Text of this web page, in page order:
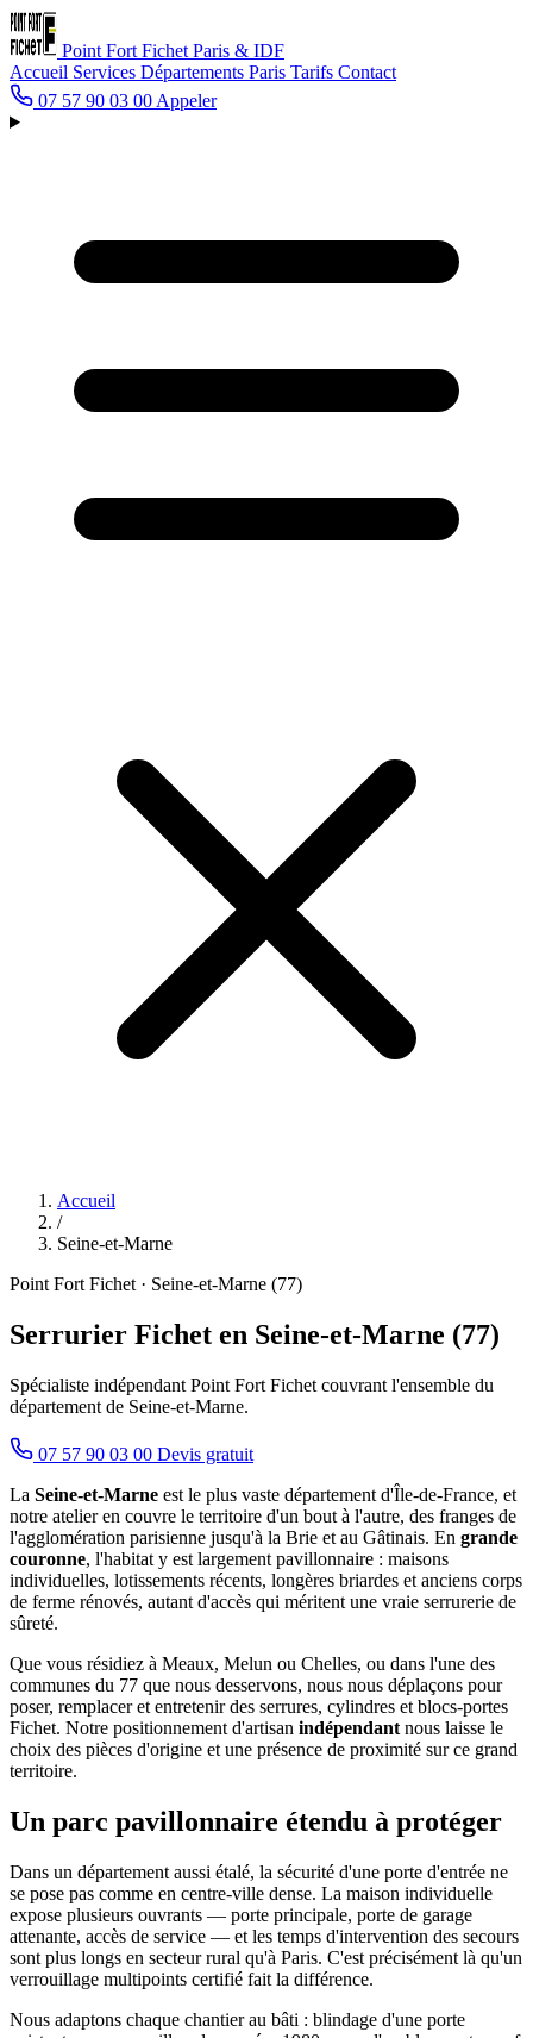
Point Fort Fichet Paris & IDF
Accueil Services Départements Paris Tarifs Contact
07 57 90 03 00 Appeler
Accueil
/
Seine-et-Marne
Point Fort Fichet · Seine-et-Marne (77)
Serrurier Fichet en Seine-et-Marne (77)
Spécialiste indépendant Point Fort Fichet couvrant l'ensemble du
département de Seine-et-Marne.
07 57 90 03 00 Devis gratuit
La Seine-et-Marne est le plus vaste département d'Île-de-France, et
notre atelier en couvre le territoire d'un bout à l'autre, des franges de
l'agglomération parisienne jusqu'à la Brie et au Gâtinais. En grande
couronne, l'habitat y est largement pavillonnaire : maisons
individuelles, lotissements récents, longères briardes et anciens corps
de ferme rénovés, autant d'accès qui méritent une vraie serrurerie de
sûreté.
Que vous résidiez à Meaux, Melun ou Chelles, ou dans l'une des
communes du 77 que nous desservons, nous nous déplaçons pour
poser, remplacer et entretenir des serrures, cylindres et blocs-portes
Fichet. Notre positionnement d'artisan indépendant nous laisse le
choix des pièces d'origine et une présence de proximité sur ce grand
territoire.
Un parc pavillonnaire étendu à protéger
Dans un département aussi étalé, la sécurité d'une porte d'entrée ne
se pose pas comme en centre-ville dense. La maison individuelle
expose plusieurs ouvrants — porte principale, porte de garage
attenante, accès de service — et les temps d'intervention des secours
sont plus longs en secteur rural qu'à Paris. C'est précisément là qu'un
verrouillage multipoints certifié fait la différence.
Nous adaptons chaque chantier au bâti : blindage d'une porte